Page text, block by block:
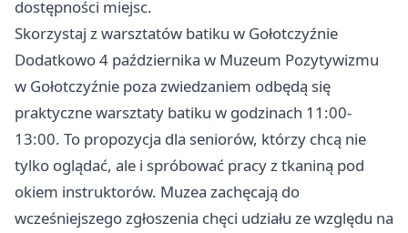
dostępności miejsc.
Skorzystaj z warsztatów batiku w Gołotczyźnie
Dodatkowo 4 października w Muzeum Pozytywizmu
w Gołotczyźnie poza zwiedzaniem odbędą się
praktyczne warsztaty batiku w godzinach 11:00-
13:00. To propozycja dla seniorów, którzy chcą nie
tylko oglądać, ale i spróbować pracy z tkaniną pod
okiem instruktorów. Muzea zachęcają do
wcześniejszego zgłoszenia chęci udziału ze względu na